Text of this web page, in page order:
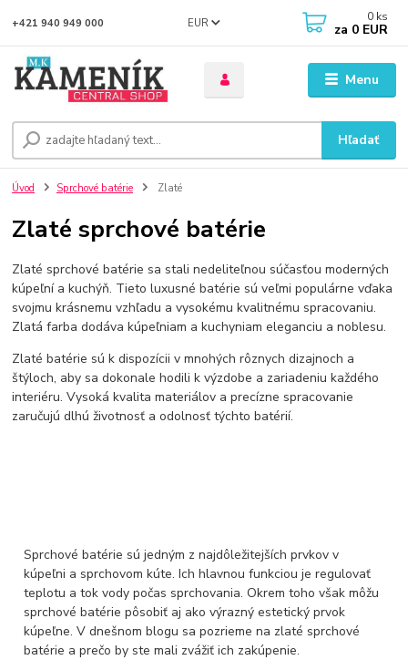
Menu
EUR
Hľadať
+421 940 949 000 0 ks
za 0 EUR
Úvod Sprchové batérie Zlaté
Zlaté sprchové batérie
Zlaté sprchové batérie sa stali nedeliteľnou súčasťou moderných
kúpeľní a kuchýň. Tieto luxusné batérie sú veľmi populárne vďaka
svojmu krásnemu vzhľadu a vysokému kvalitnému spracovaniu.
Zlatá farba dodáva kúpeľniam a kuchyniam eleganciu a noblesu.
Zlaté batérie sú k dispozícii v mnohých rôznych dizajnoch a
štýloch, aby sa dokonale hodili k výzdobe a zariadeniu každého
interiéru. Vysoká kvalita materiálov a precízne spracovanie
zaručujú dlhú životnosť a odolnosť týchto batérií.
Sprchové batérie sú jedným z najdôležitejších prvkov v
kúpeľni a sprchovom kúte. Ich hlavnou funkciou je regulovať
teplotu a tok vody počas sprchovania. Okrem toho však môžu
sprchové batérie pôsobiť aj ako výrazný estetický prvok
kúpeľne. V dnešnom blogu sa pozrieme na zlaté sprchové
batérie a prečo by ste mali zvážiť ich zakúpenie.